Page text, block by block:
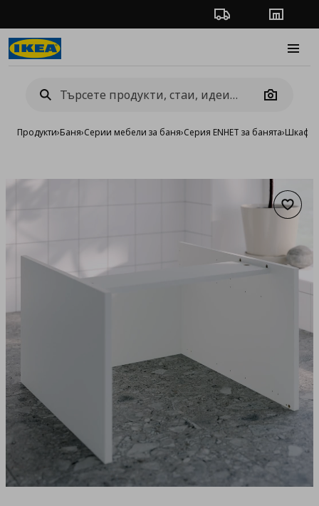
Проследяване на
Camera
Продукти›Баня›Серии мебели за баня›Серия ENHET за банята›